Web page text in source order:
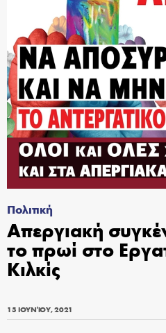
Πολιτική
Απεργιακή
το πρωί στο
Κιλκίς
15 ΙΟΥΝΊΟΥ, 2021